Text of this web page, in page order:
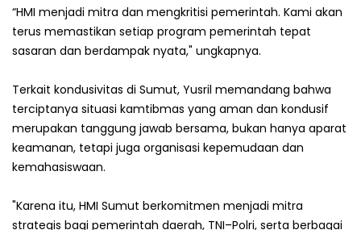
“HMI menjadi mitra dan mengkritisi pemerintah. Kami akan
terus memastikan setiap program pemerintah tepat
sasaran dan berdampak nyata," ungkapnya.
Terkait kondusivitas di Sumut, Yusril memandang bahwa
terciptanya situasi kamtibmas yang aman dan kondusif
merupakan tanggung jawab bersama, bukan hanya aparat
keamanan, tetapi juga organisasi kepemudaan dan
kemahasiswaan.
"Karena itu, HMI Sumut berkomitmen menjadi mitra
strategis bagi pemerintah daerah, TNI–Polri, serta berbagai